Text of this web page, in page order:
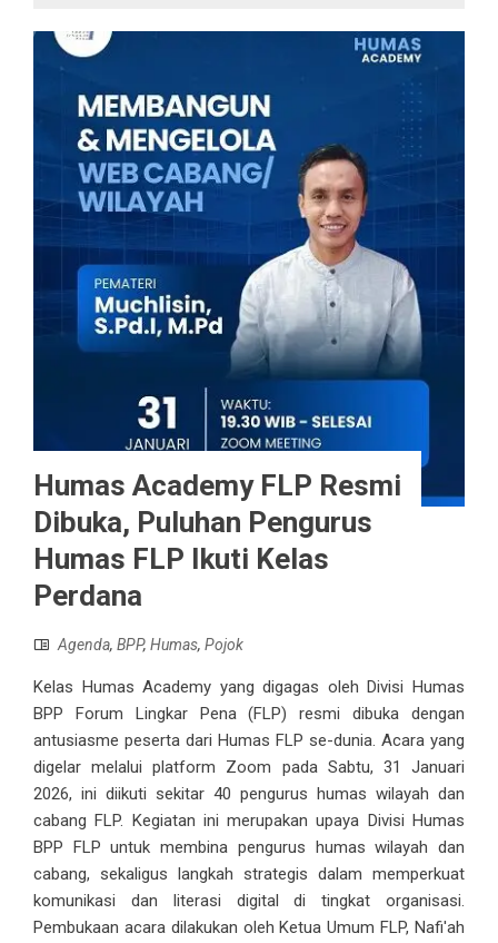
Humas Academy FLP Resmi
Dibuka, Puluhan Pengurus
Humas FLP Ikuti Kelas
Perdana
Agenda, BPP, Humas, Pojok
Kelas Humas Academy yang digagas oleh Divisi Humas
BPP Forum Lingkar Pena (FLP) resmi dibuka dengan
antusiasme peserta dari Humas FLP se-dunia. Acara yang
digelar melalui platform Zoom pada Sabtu, 31 Januari
2026, ini diikuti sekitar 40 pengurus humas wilayah dan
cabang FLP. Kegiatan ini merupakan upaya Divisi Humas
BPP FLP untuk membina pengurus humas wilayah dan
cabang, sekaligus langkah strategis dalam memperkuat
komunikasi dan literasi digital di tingkat organisasi.
Pembukaan acara dilakukan oleh Ketua Umum FLP, Nafi'ah